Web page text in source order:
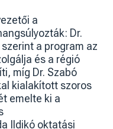
a
Dr.
a program az
és a régió
míg Dr. Szabó
kialakított szoros
emelte ki a
Ildikó oktatási